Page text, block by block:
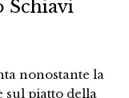
Schiavi
nonostante la
sul piatto della